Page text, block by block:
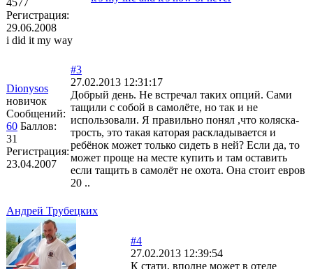
Регистрация:
29.06.2008
i did it my way
Dionysos
новичок
Сообщений:
60 Баллов:
31
Регистрация:
23.04.2007
#3
27.02.2013 12:31:17
Добрый день. Не встречал таких опций. Сами
тащили с собой в самолёте, но так и не
использовали. Я правильно понял ,что коляска-
трость, это такая каторая раскладывается и
ребёнок может только сидеть в ней? Если да, то
может проще на месте купить и там оставить
если тащить в самолёт не охота. Она стоит евров
20 ..
Андрей Трубецких
#4
27.02.2013 12:39:54
К стати, вполне может в отеле